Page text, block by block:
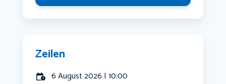
Zeilen
6 August 2026 | 10:00